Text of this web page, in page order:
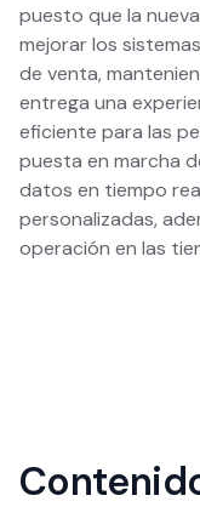
puesto que la
mejorar los
de venta,
entrega una
eficiente para las
puesta en marcha
datos en tiempo
personalizadas,
operación en las